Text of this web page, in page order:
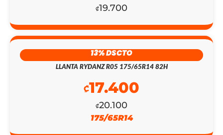
₡19.700
13% DSCTO
LLANTA RYDANZ R05 175/65R14 82H
₡20.100
₡17.400
175/65R14